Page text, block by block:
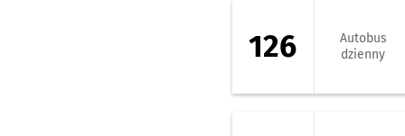
126
Autobus
dzienny
126 - kierunek